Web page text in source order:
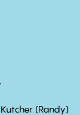
(Randy)